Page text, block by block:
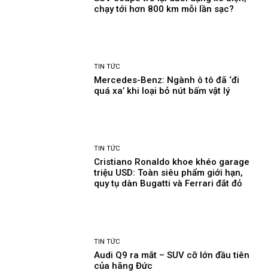
chạy tới hơn 800 km mỗi lần sạc?
TIN TỨC
Mercedes-Benz: Ngành ô tô đã ‘đi
quá xa’ khi loại bỏ nút bấm vật lý
TIN TỨC
Cristiano Ronaldo khoe khéo garage
triệu USD: Toàn siêu phẩm giới hạn,
quy tụ dàn Bugatti và Ferrari đắt đỏ
TIN TỨC
Audi Q9 ra mắt – SUV cỡ lớn đầu tiên
của hãng Đức